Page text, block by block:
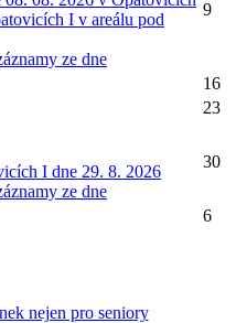
I v areálu pod
ze dne
9
16
23
I dne 29. 8. 2026
ze dne
30
6
nejen pro seniory